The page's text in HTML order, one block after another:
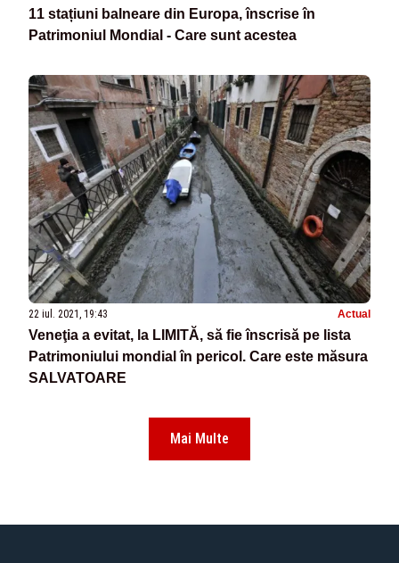
11 stațiuni balneare din Europa, înscrise în
Patrimoniul Mondial - Care sunt acestea
22 iul. 2021, 19:43 Actual
Veneţia a evitat, la LIMITĂ, să fie înscrisă pe lista
Patrimoniului mondial în pericol. Care este măsura
SALVATOARE
Mai Multe